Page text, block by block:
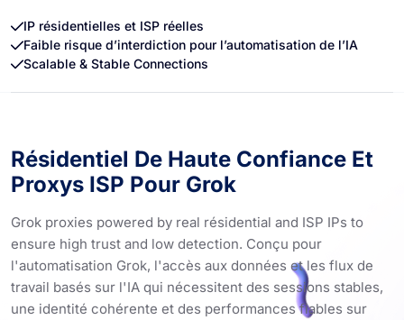
IP résidentielles et ISP réelles
Faible risque d’interdiction pour l’automatisation de l’IA
Scalable & Stable Connections
Résidentiel De Haute Confiance Et
Proxys ISP Pour Grok
Grok proxies powered by real résidential and ISP IPs to
ensure high trust and low detection. Conçu pour
l'automatisation Grok, l'accès aux données et les flux de
travail basés sur l'IA qui nécessitent des sessions stables,
une identité cohérente et des performances fiables sur